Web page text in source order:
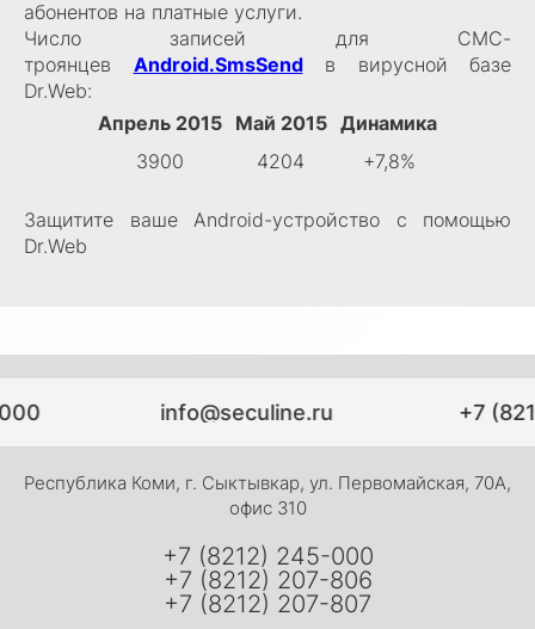
абонентов на платные услуги.
Число записей для СМС-
троянцев Android.SmsSendв вирусной базе
Dr.Web:
Апрель 2015
Май 2015 Динамика
3900
4204 +7,8%
Защитите ваше Android-устройство с помощью
Dr.Web
info@seculine.ru +7
Республика Коми, г. Сыктывкар, ул. Первомайская, 70А,
офис 310
+7 (8212) 245-000
+7 (8212) 207-806
+7 (8212) 207-807